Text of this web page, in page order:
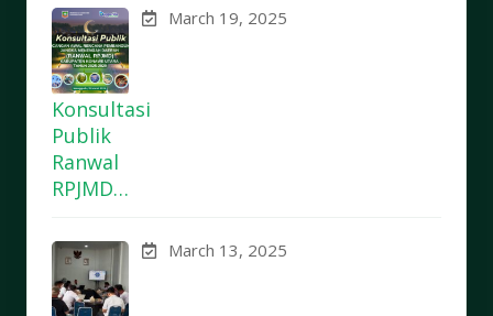
Konsultasi
Publik
Ranwal
RPJMD…
March 19, 2025
March 13, 2025